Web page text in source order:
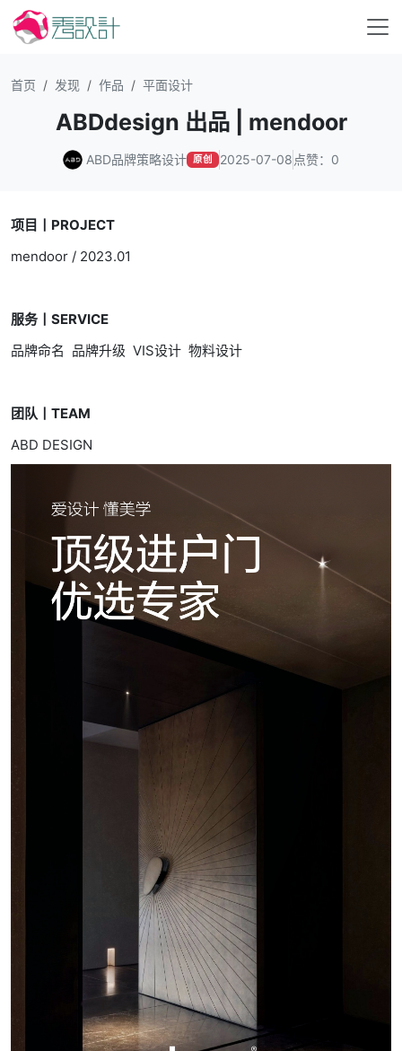
首页 发现 作品 平面设计
ABDdesign 出品 | mendoor
ABD品牌策略设计 原创 2025-07-08 点赞：0
项目丨PROJECT
mendoor / 2023.01
服务丨SERVICE
品牌命名 品牌升级 VIS设计 物料设计
团队丨TEAM
ABD DESIGN